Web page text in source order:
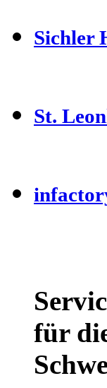
Sichler
St.
für